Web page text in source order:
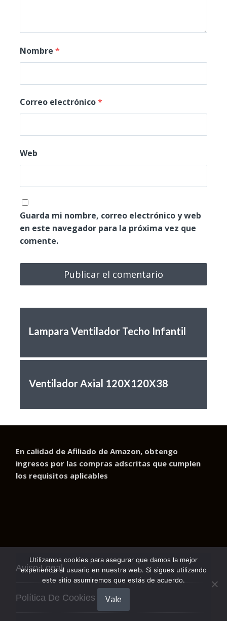
Nombre *
Correo electrónico*
Web
Guarda mi nombre, correo electrónico y web
en este navegador para la próxima vez que
comente.
Lampara Ventilador Techo Infantil
Ventilador Axial 120X120X38
En calidad de Afiliado de Amazon, obtengo
ingresos por las compras adscritas que cumplen
los requisitos aplicables
Aviso Legal
Política De Cookies
Utilizamos cookies para asegurar que damos la mejor
experiencia al usuario en nuestra web. Si sigues utilizando
este sitio asumiremos que estás de acuerdo.
Vale